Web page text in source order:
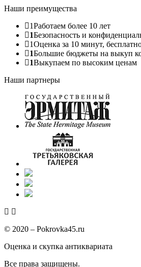
Наши преимущества
1Работаем более 10 лет
1Безопасность и
1Оценка за 10 минут,
1Большие бюджеты на выкуп
1Выкупаем по высоким ценам
Наши партнеры
© 2020 – Pokrovka45.ru
Оценка и скупка антиквариата
Все права защищены.